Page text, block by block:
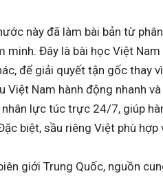
này đã làm bài bản từ
minh. Đây là bài học Việt
để giải quyết tận gốc thay
Việt Nam hành động nhanh
lực túc trực 24/7, giúp
biệt, sầu riêng Việt phù
giới Trung Quốc, nguồn